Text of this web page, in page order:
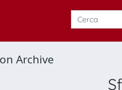
Archive